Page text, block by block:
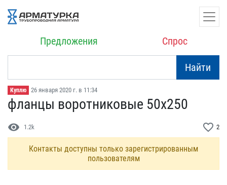
Предложения Спрос
Найти
Куплю 26 января 2020 г. в 11:34
фланцы воротниковые 50х2​50
visibility 1.2k favorite_border 2
Контакты доступны только зарегистрированным
пользователям